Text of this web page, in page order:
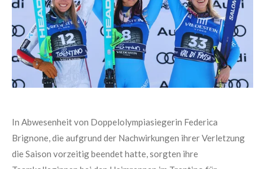
In Abwesenheit von Doppelolympiasiegerin Federica
Brignone, die aufgrund der Nachwirkungen ihrer Verletzung
die Saison vorzeitig beendet hatte, sorgten ihre